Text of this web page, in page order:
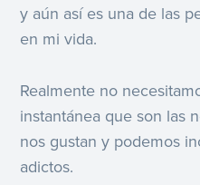
y aún así es una de las
en mi vida.
Realmente no
instantánea que son las
nos gustan y podemos
adictos.